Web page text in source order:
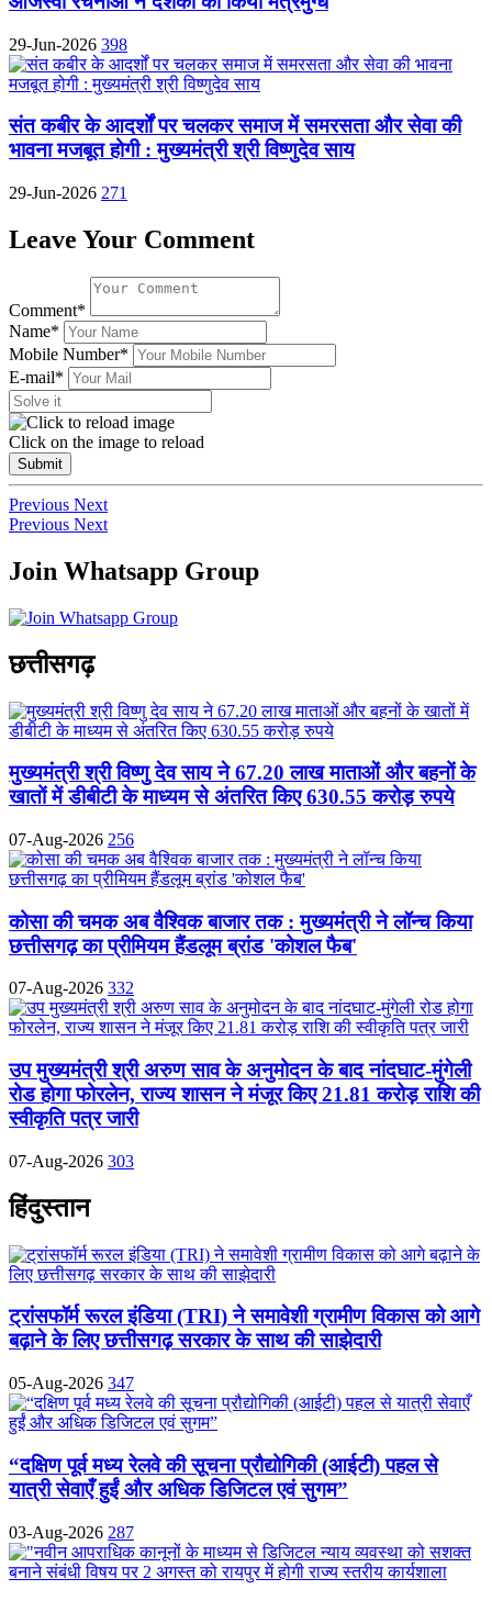
29-Jun-2026 398
संत कबीर के आदर्शों पर चलकर समाज में समरसता और सेवा की
भावना मजबूत होगी : मुख्यमंत्री श्री विष्णुदेव साय
29-Jun-2026 271
Leave Your Comment
Comment*
Name*
Mobile Number*
E-mail*
Click on the image to reload
Submit
Previous Next
Previous Next
Join Whatsapp Group
छत्तीसगढ़
मुख्यमंत्री श्री विष्णु देव साय ने 67.20 लाख माताओं और बहनों के
खातों में डीबीटी के माध्यम से अंतरित किए 630.55 करोड़ रुपये
07-Aug-2026 256
कोसा की चमक अब वैश्विक बाजार तक : मुख्यमंत्री ने लॉन्च किया
छत्तीसगढ़ का प्रीमियम हैंडलूम ब्रांड 'कोशल फैब'
07-Aug-2026 332
उप मुख्यमंत्री श्री अरुण साव के अनुमोदन के बाद नांदघाट-मुंगेली
रोड होगा फोरलेन, राज्य शासन ने मंजूर किए 21.81 करोड़ राशि की
स्वीकृति पत्र जारी
07-Aug-2026 303
हिंदुस्तान
ट्रांसफॉर्म रूरल इंडिया (TRI) ने समावेशी ग्रामीण विकास को आगे
बढ़ाने के लिए छत्तीसगढ़ सरकार के साथ की साझेदारी
05-Aug-2026 347
“दक्षिण पूर्व मध्य रेलवे की सूचना प्रौद्योगिकी (आईटी) पहल से
यात्री सेवाएँ हुईं और अधिक डिजिटल एवं सुगम”
03-Aug-2026 287